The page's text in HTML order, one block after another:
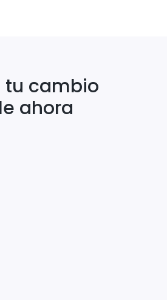
tu cambio
ahora